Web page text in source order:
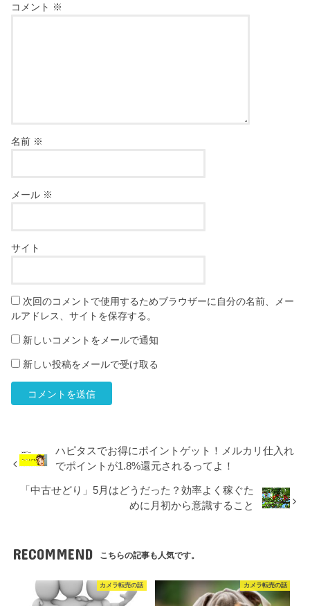
コメント ※
名前 ※
メール ※
サイト
次回のコメントで使用するためブラウザーに自分の名前、メー
ルアドレス、サイトを保存する。
新しいコメントをメールで通知
新しい投稿をメールで受け取る
ハピタスでお得にポイントゲット！メルカリ仕入れ
でポイントが1.8%還元されるってよ！
「中古せどり」5月はどうだった？効率よく稼ぐた
めに月初から意識すること
RECOMMEND こちらの記事も人気です。
カメラ転売の話 カメラ転売の話